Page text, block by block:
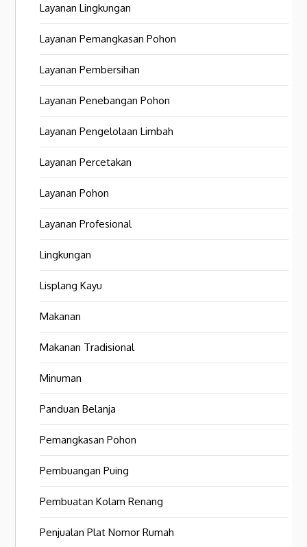
Layanan Lingkungan
Layanan Pemangkasan Pohon
Layanan Pembersihan
Layanan Penebangan Pohon
Layanan Pengelolaan Limbah
Layanan Percetakan
Layanan Pohon
Layanan Profesional
Lingkungan
Lisplang Kayu
Makanan
Makanan Tradisional
Minuman
Panduan Belanja
Pemangkasan Pohon
Pembuangan Puing
Pembuatan Kolam Renang
Penjualan Plat Nomor Rumah